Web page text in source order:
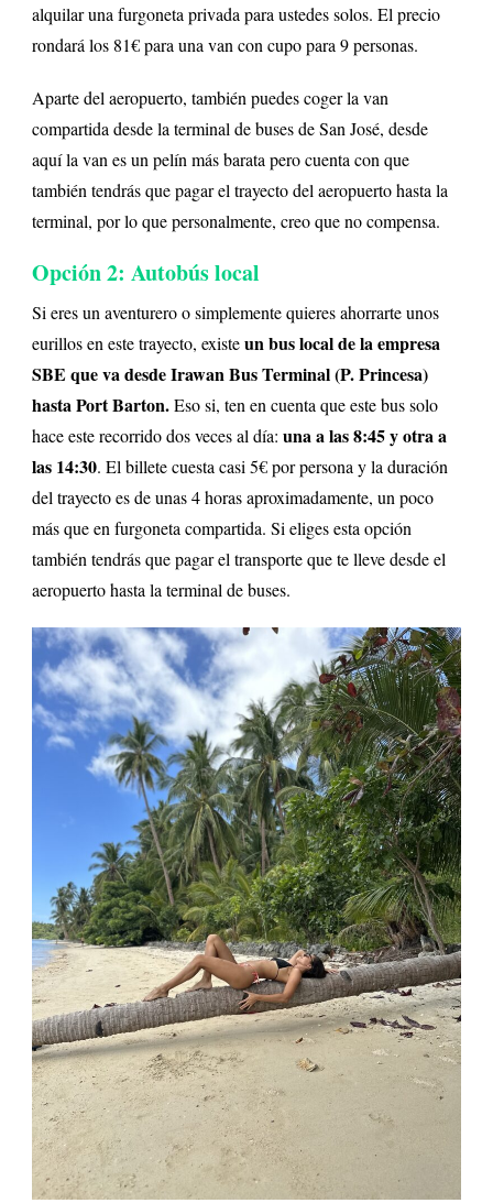
alquilar una furgoneta privada para ustedes solos. El precio
rondará los 81€ para una van con cupo para 9 personas.
Aparte del aeropuerto, también puedes coger la van
compartida desde la terminal de buses de San José, desde
aquí la van es un pelín más barata pero cuenta con que
también tendrás que pagar el trayecto del aeropuerto hasta la
terminal, por lo que personalmente, creo que no compensa.
Opción 2: Autobús local
Si eres un aventurero o simplemente quieres ahorrarte unos
eurillos en este trayecto, existeun bus local de la empresa
SBE que va desde Irawan Bus Terminal (P. Princesa)
hasta Port Barton.Eso si, ten en cuenta que este bus solo
hace este recorrido dos veces al día: una a las 8:45 y otra a
las 14:30. El billete cuesta casi 5€ por persona y la duración
del trayecto es de unas 4 horas aproximadamente, un poco
más que en furgoneta compartida. Si eliges esta opción
también tendrás que pagar el transporte que te lleve desde el
aeropuerto hasta la terminal de buses.